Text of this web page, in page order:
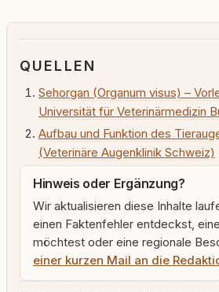
QUELLEN
Sehorgan (Organum visus) –
Universität für Veterinärmedizin
Aufbau und Funktion des
(Veterinäre Augenklinik Schweiz)
Hinweis oder Ergänzung?
Wir aktualisieren diese Inhalte
einen Faktenfehler entdeckst,
möchtest oder eine regionale
einer kurzen Mail an die